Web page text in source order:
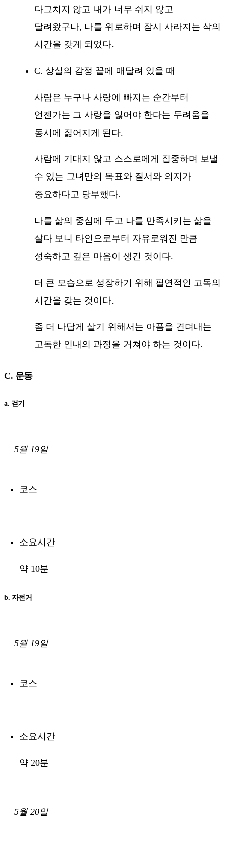
다그치지 않고 내가 너무 쉬지 않고
달려왔구나, 나를 위로하며 잠시 사라지는 삭의
시간을 갖게 되었다.
C. 상실의 감정 끝에 매달려 있을 때
사람은 누구나 사랑에 빠지는 순간부터
언젠가는 그 사랑을 잃어야 한다는 두려움을
동시에 짊어지게 된다.
사람에 기대지 않고 스스로에게 집중하며 보낼
수 있는 그녀만의 목표와 질서와 의지가
중요하다고 당부했다.
나를 삶의 중심에 두고 나를 만족시키는 삶을
살다 보니 타인으로부터 자유로워진 만큼
성숙하고 깊은 마음이 생긴 것이다.
더 큰 모습으로 성장하기 위해 필연적인 고독의
시간을 갖는 것이다.
좀 더 나답게 살기 위해서는 아픔을 견뎌내는
고독한 인내의 과정을 거쳐야 하는 것이다.
C. 운동
a. 걷기
5월 19일
코스
소요시간
약 10분
b. 자전거
5월 19일
코스
소요시간
약 20분
5월 20일